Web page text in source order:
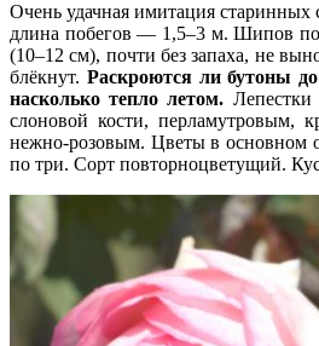
Очень удачная имитация старинных
длина побегов — 1,5–3 м. Шипов
(10–12 см), почти без запаха, не
блёкнут. Раскроются ли бутоны
насколько тепло летом. Лепестки
слоновой кости, перламутровым,
нежно-розовым. Цветы в основном
по три. Сорт повторноцветущий.